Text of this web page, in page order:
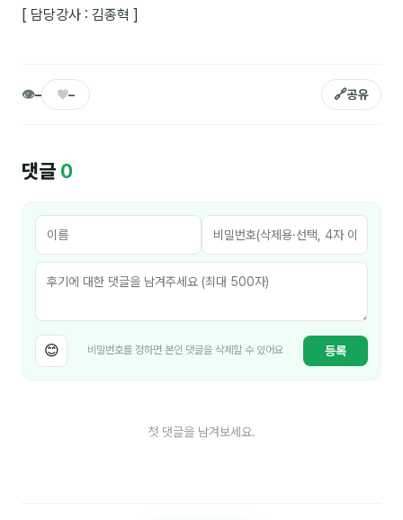
영상자료실
등급 · 포인트
1:1 문의
자주 묻는 질문
[ 담당강사 : 김종혁 ]
👁– ♥– 🔗공유
댓글 0
😊 비밀번호를 정하면 본인 댓글을 삭제할 수 있어요 등록
첫 댓글을 남겨보세요.